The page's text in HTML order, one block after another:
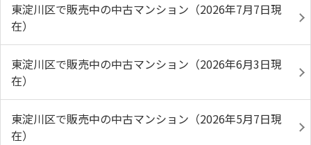
東淀川区で販売中の中古マンション（2026年7月7日現
在）
東淀川区で販売中の中古マンション（2026年6月3日現
在）
東淀川区で販売中の中古マンション（2026年5月7日現
在）